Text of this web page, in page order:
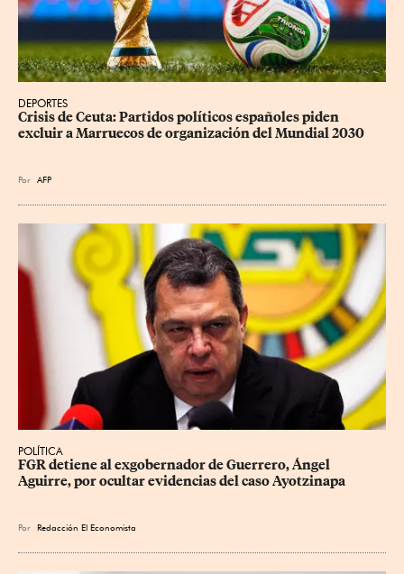
DEPORTES
Crisis de Ceuta: Partidos políticos españoles piden
excluir a Marruecos de organización del Mundial 2030
Por AFP
POLÍTICA
FGR detiene al exgobernador de Guerrero, Ángel
Aguirre, por ocultar evidencias del caso Ayotzinapa
Por Redacción El Economista